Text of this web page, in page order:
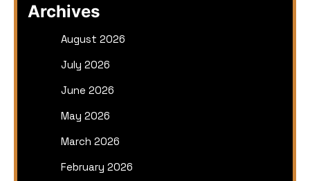
Archives
August 2026
July 2026
June 2026
May 2026
March 2026
February 2026